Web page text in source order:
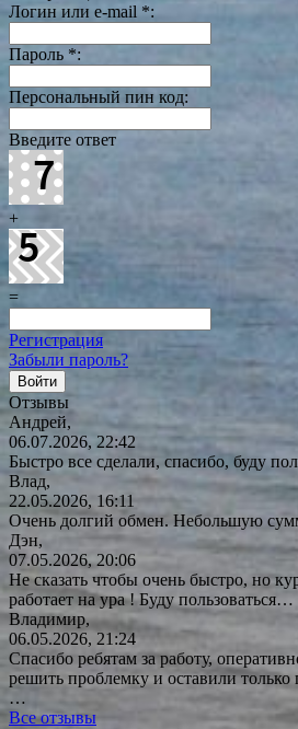
Логин или e-mail *:
Пароль *:
Персональный пин код:
Введите ответ
+
=
Регистрация
Забыли пароль?
Отзывы
Андрей,
06.07.2026, 22:42
Быстро все сделали, спасибо, буду
Влад,
22.05.2026, 16:11
Очень долгий обмен. Небольшую
Дэн,
07.05.2026, 20:06
Не сказать чтобы очень быстро, но
работает на ура ! Буду пользоваться…
Владимир,
06.05.2026, 21:24
Спасибо ребятам за работу,
решить проблемку и оставили
…
Все отзывы